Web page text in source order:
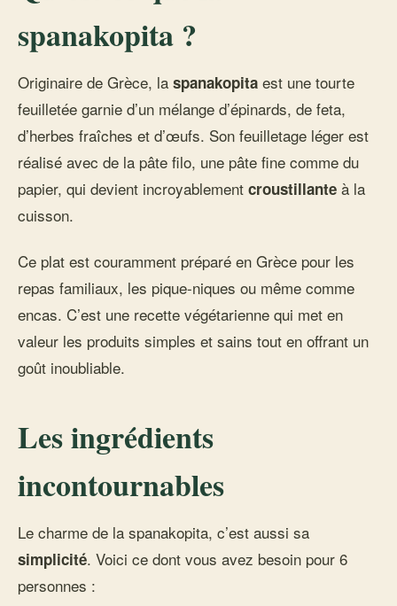
spanakopita ?
Originaire de Grèce, la spanakopita est une tourte
feuilletée garnie d’un mélange d’épinards, de feta,
d’herbes fraîches et d’œufs. Son feuilletage léger est
réalisé avec de la pâte filo, une pâte fine comme du
papier, qui devient incroyablement croustillante à la
cuisson.
Ce plat est couramment préparé en Grèce pour les
repas familiaux, les pique-niques ou même comme
encas. C’est une recette végétarienne qui met en
valeur les produits simples et sains tout en offrant un
goût inoubliable.
Les ingrédients
incontournables
Le charme de la spanakopita, c’est aussi sa
simplicité. Voici ce dont vous avez besoin pour 6
personnes :